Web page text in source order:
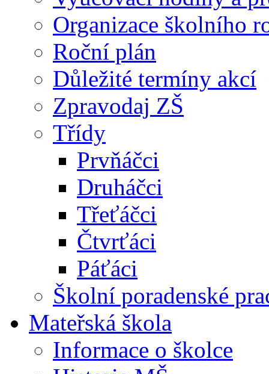
Organizace školního
Roční plán
Důležité termíny akcí
Zpravodaj ZŠ
Třídy
Prvňáčci
Druháčci
Třeťáčci
Čtvrťáci
Páťáci
Školní poradenské
Mateřská škola
Informace o školce